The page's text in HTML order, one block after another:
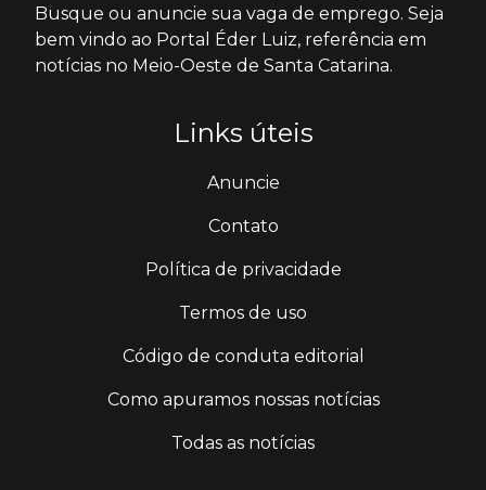
Busque ou anuncie sua vaga de emprego. Seja
bem vindo ao Portal Éder Luiz, referência em
notícias no Meio-Oeste de Santa Catarina.
Links úteis
Anuncie
Contato
Política de privacidade
Termos de uso
Código de conduta editorial
Como apuramos nossas notícias
Todas as notícias